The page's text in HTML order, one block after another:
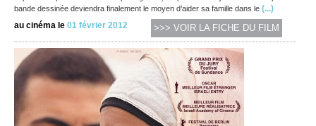
bande dessinée deviendra finalement le moyen d’aider sa famille dans le (...)
au cinéma le 01 février 2012 >>> VOIR LA FICHE DU FILM